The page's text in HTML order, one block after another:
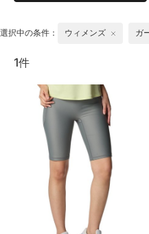
選択中の条件： ウィメンズ ガ
1件